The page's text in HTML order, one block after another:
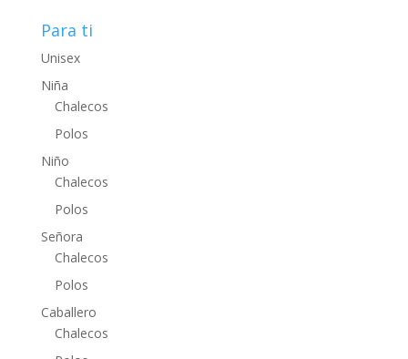
Para ti
Unisex
Niña
Chalecos
Polos
Niño
Chalecos
Polos
Señora
Chalecos
Polos
Caballero
Chalecos